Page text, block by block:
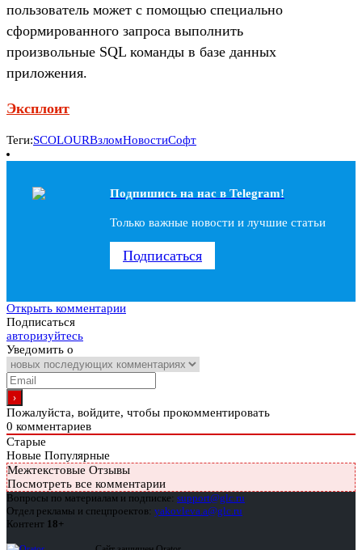
пользователь может с помощью специально
сформированного запроса выполнить
произвольные SQL команды в базе данных
приложения.
Эксплоит
Теги:SCOLOURВзломНовостиСофт
Подпишись на наc в Telegram!
Только важные новости и лучшие статьи
Подписаться
Открыть комментарии
Подписаться
авторизуйтесь
Уведомить о
Пожалуйста, войдите, чтобы прокомментировать
0 комментариев
Старые
Новые Популярные
Межтекстовые Отзывы
Посмотреть все комментарии
Вопросы по материалам и подписке: support@glc.ru
Отдел рекламы и спецпроектов: yakovleva.a@glc.ru
Контент 18+